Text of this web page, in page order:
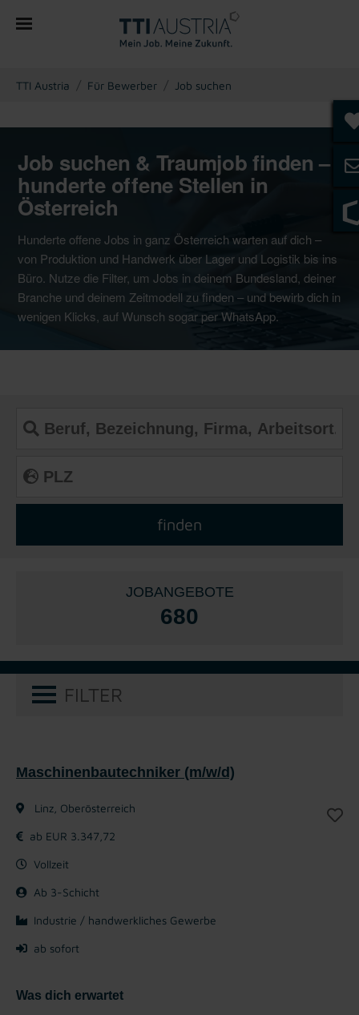
You are here:
TTI Austria Für Bewerber Job suchen
Job suchen & Traumjob finden –
hunderte offene Stellen in
Österreich
Hunderte offene Jobs in ganz Österreich warten auf dich –
von Produktion und Handwerk über Lager und Logistik bis ins
Büro. Nutze die Filter, um Jobs in deinem Bundesland, deiner
Branche und deinem Zeitmodell zu finden – und bewirb dich in
wenigen Klicks, auf Wunsch sogar per WhatsApp.
JOBANGEBOTE
680
FILTER
Maschinenbautechniker (m/w/d)
Linz, Oberösterreich
ab EUR 3.347,72
Vollzeit
Ab 3-Schicht
Industrie / handwerkliches Gewerbe
ab sofort
Was dich erwartet